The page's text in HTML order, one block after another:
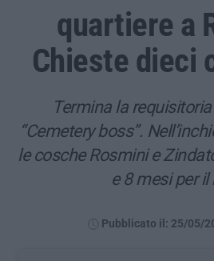
quartiere a
Chieste dieci
Termina la
“Cemetery boss”.
le cosche Rosmini e
e 8 mesi per il
Pubblicato il: 25/05/